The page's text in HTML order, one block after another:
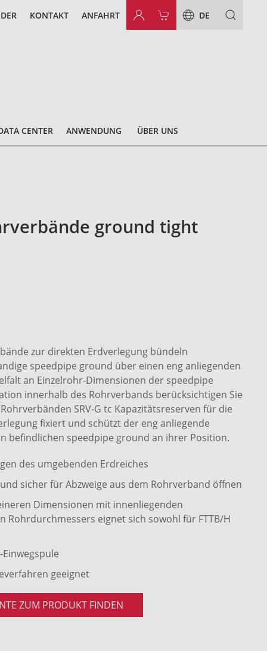
KONTAKT ANFAHRT DE
CENTER ANWENDUNG ÜBER UNS
ground tight
zur direkten Erdverlegung bündeln
speedpipe ground über einen eng anliegenden
an Einzelrohr-Dimensionen der speedpipe
innerhalb des Rohrverbands berücksichtigen Sie
SRV-G tc Kapazitätsreserven für die
fixiert und schützt der eng anliegende
befindlichen speedpipe ground an ihrer Position.
des umgebenden Erdreiches
sicher für Abzweige aus dem Rohrverband öffnen
Dimensionen mit innenliegenden
Rohrdurchmessers eignet sich sowohl für FTTB/H
geeignet
ZUM PRODUKT FINDEN